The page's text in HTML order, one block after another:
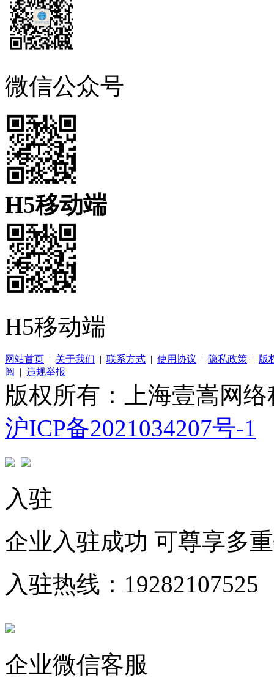
微信公众号
H5移动端
H5移动端
网站首页 | 关于我们 | 联系方式 | 使用协议 | 隐私政策 | 版
阅
| 违规举报
版权所有：上海壹嵩网
沪ICP备2021034207号-1
入驻
企业入驻成功 可尊享多
入驻热线：19282107525
企业微信客服